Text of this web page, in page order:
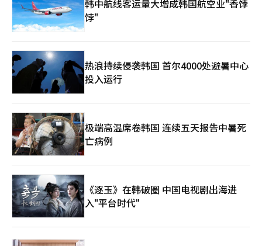
与功能性的重视程度不断提高，也推动高端育儿产品需求持续扩
大。
韩中航线客运量大增成韩国航空业"香饽
饽"
热浪持续侵袭韩国 首尔4000处避暑中心
投入运行
极端高温席卷韩国 连续五天报告中暑死
亡病例
《逐玉》在韩破圈 中国电视剧出海进
入"平台时代"